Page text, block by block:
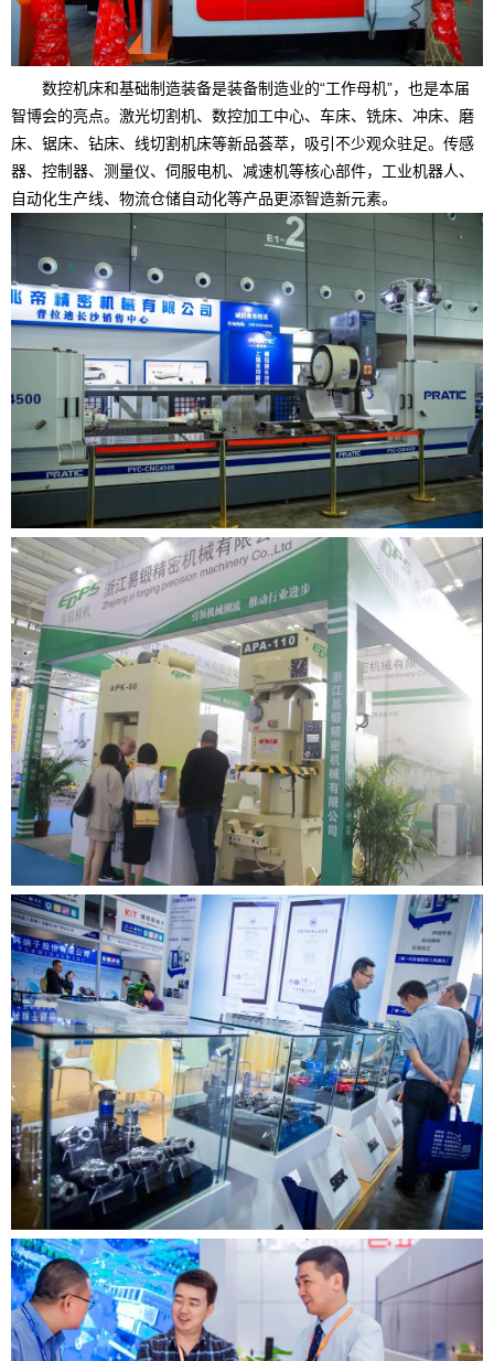
数控机床和基础制造装备是装备制造业的“工作母机”，也是本届
智博会的亮点。激光切割机、数控加工中心、车床、铣床、冲床、磨
床、锯床、钻床、线切割机床等新品荟萃，吸引不少观众驻足。传感
器、控制器、测量仪、伺服电机、减速机等核心部件，工业机器人、
自动化生产线、物流仓储自动化等产品更添智造新元素。